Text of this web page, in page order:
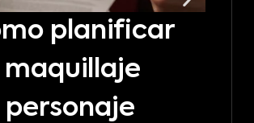
planificar
maquillaje
personaje